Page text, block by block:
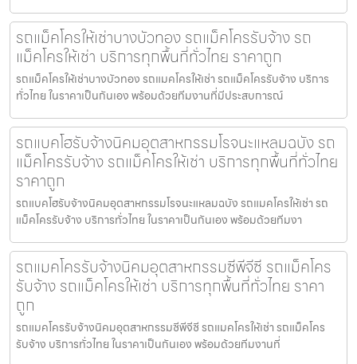
รถแม็คโครให้เช่าบางบัวทอง รถแม็คโครรับจ้าง รถ
แม็คโครให้เช่า บริการทุกพื้นที่ทั่วไทย ราคาถูก
รถแม็คโครให้เช่าบางบัวทอง รถแมคโครให้เช่า รถแม็คโครรับจ้าง บริการ
ทั่วไทย ในราคาเป็นกันเอง พร้อมด้วยทีมงานที่มีประสบการณ์
รถแบคโฮรับจ้างนิคมอุตสาหกรรมโรจนะแหลมฉบัง รถ
แม็คโครรับจ้าง รถแม็คโครให้เช่า บริการทุกพื้นที่ทั่วไทย
ราคาถูก
รถแบคโฮรับจ้างนิคมอุตสาหกรรมโรจนะแหลมฉบัง รถแมคโครให้เช่า รถ
แม็คโครรับจ้าง บริการทั่วไทย ในราคาเป็นกันเอง พร้อมด้วยทีมงา
รถแมคโครรับจ้างนิคมอุตสาหกรรมซีพีจีซี รถแม็คโคร
รับจ้าง รถแม็คโครให้เช่า บริการทุกพื้นที่ทั่วไทย ราคา
ถูก
รถแมคโครรับจ้างนิคมอุตสาหกรรมซีพีจีซี รถแมคโครให้เช่า รถแม็คโคร
รับจ้าง บริการทั่วไทย ในราคาเป็นกันเอง พร้อมด้วยทีมงานที่